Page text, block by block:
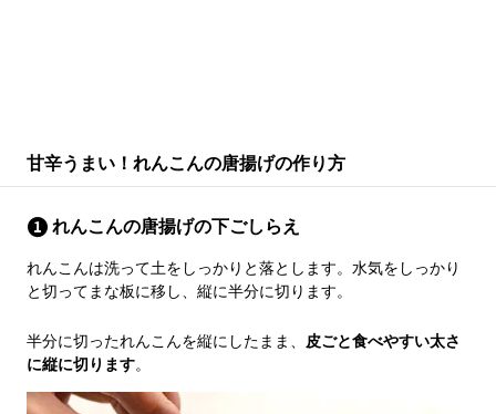
甘辛うまい！れんこんの唐揚げの作り方
れんこんの唐揚げの下ごしらえ
れんこんは洗って土をしっかりと落とします。水気をしっかり
と切ってまな板に移し、縦に半分に切ります。
半分に切ったれんこんを縦にしたまま、 皮ごと食べやすい太さ
に縦に切ります。